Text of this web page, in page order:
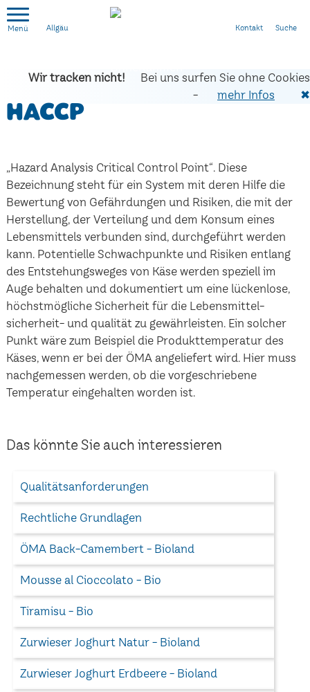
Allgäu
Wir tracken nicht!
Bei uns surfen Sie ohne Cookies
-
mehr Infos ✖
HACCP
„Hazard Analysis Critical Control Point“. Diese
Bezeichnung steht für ein System mit deren Hilfe die
Bewertung von Gefährdungen und Risiken, die mit der
Herstellung, der Verteilung und dem Konsum eines
Lebensmittels verbunden sind, durchgeführt werden
kann. Potentielle Schwachpunkte und Risiken entlang
des Entstehungsweges von Käse werden speziell im
Auge behalten und dokumentiert um eine lückenlose,
höchstmögliche Sicherheit für die Lebensmittel-
sicherheit- und qualität zu gewährleisten. Ein solcher
Punkt wäre zum Beispiel die Produkttemperatur des
Käses, wenn er bei der ÖMA angeliefert wird. Hier muss
nachgemessen werden, ob die vorgeschriebene
Temperatur eingehalten worden ist.
Das könnte Sie auch interessieren
Qualitätsanforderungen
Rechtliche Grundlagen
ÖMA Back-Camembert - Bioland
Mousse al Cioccolato - Bio
Tiramisu - Bio
Zurwieser Joghurt Natur - Bioland
Zurwieser Joghurt Erdbeere - Bioland